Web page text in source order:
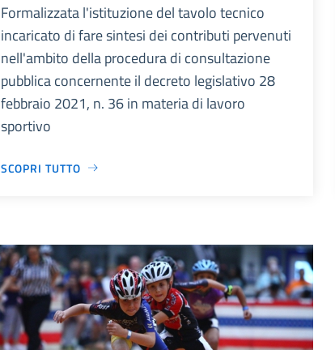
Formalizzata l'istituzione del tavolo tecnico
incaricato di fare sintesi dei contributi pervenuti
nell'ambito della procedura di consultazione
pubblica concernente il decreto legislativo 28
febbraio 2021, n. 36 in materia di lavoro
sportivo
SCOPRI TUTTO